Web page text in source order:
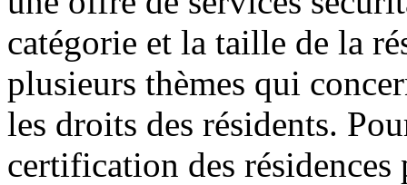
catégorie et la taille de la
plusieurs thèmes qui
les droits des résidents.
certification des